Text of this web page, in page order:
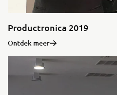
Productronica 2019
Ontdek meer